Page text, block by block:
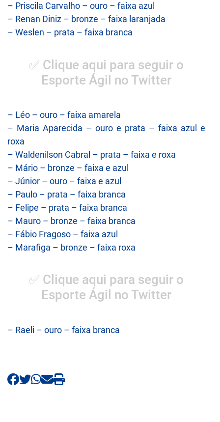
– Priscila Carvalho – ouro – faixa azul
– Renan Diniz – bronze – faixa laranjada
– Weslen – prata – faixa branca
✅ Clique aqui para seguir o
Esporte Ágil no Twitter
– Léo – ouro – faixa amarela
– Maria Aparecida – ouro e prata – faixa azul e
roxa
– Waldenilson Cabral – prata – faixa e roxa
– Mário – bronze – faixa e azul
– Júnior – ouro – faixa e azul
– Paulo – prata – faixa branca
– Felipe – prata – faixa branca
– Mauro – bronze – faixa branca
– Fábio Fragoso – faixa azul
– Marafiga – bronze – faixa roxa
✅ Clique aqui para seguir o
Esporte Ágil no Twitter
– Raeli – ouro – faixa branca